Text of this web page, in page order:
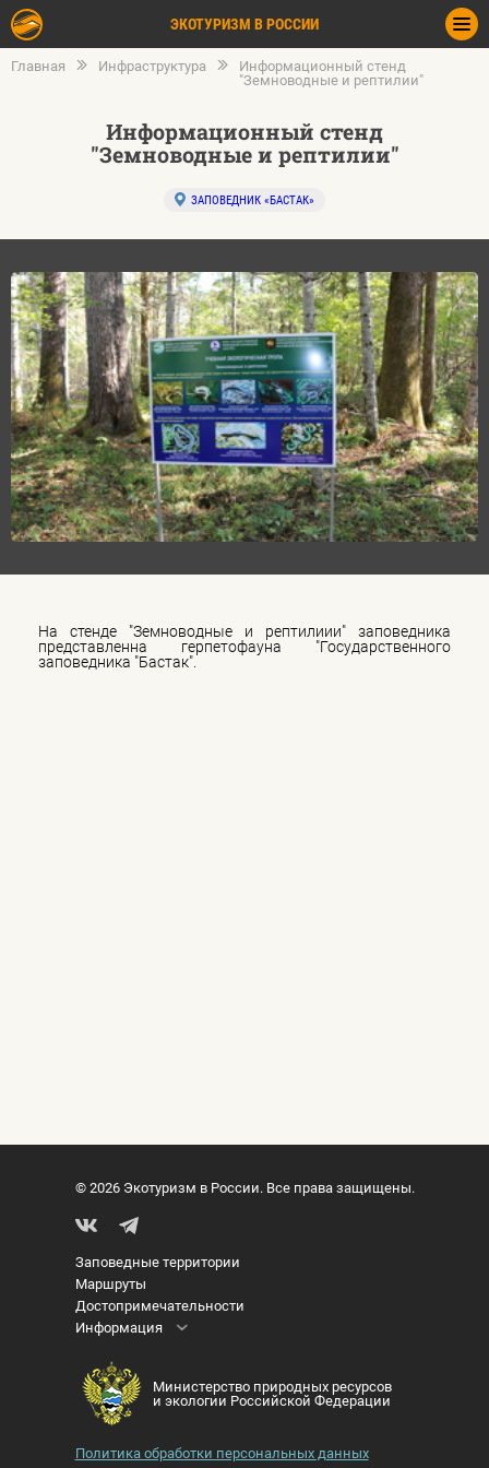
ЭКОТУРИЗМ В РОССИИ
Главная Инфраструктура
Информационный стенд
"Земноводные и рептилии"
Информационный стенд
"Земноводные и рептилии"
ЗАПОВЕДНИК «БАСТАК»
На стенде "Земноводные и рептилиии" заповедника
представленна герпетофауна "Государственного
заповедника "Бастак".
© 2026 Экотуризм в России. Все права защищены.
Заповедные территории
Маршруты
Достопримечательности
Информация
Министерство природных ресурсов
и экологии Российской Федерации
Политика обработки персональных данных